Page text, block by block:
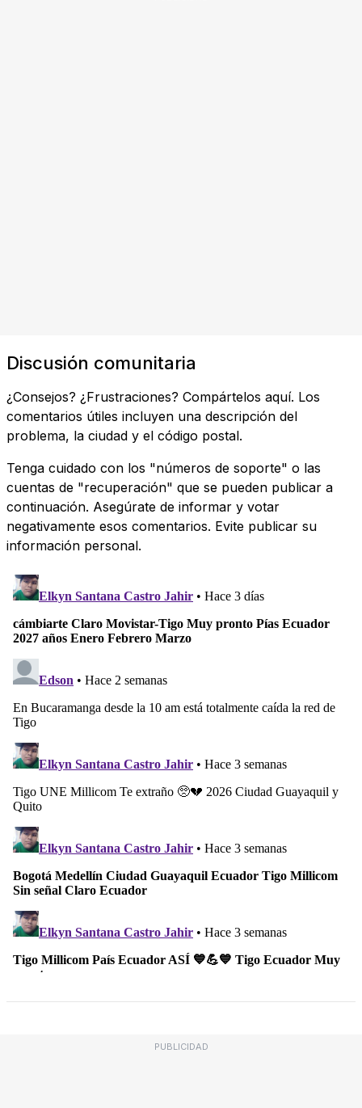
Discusión comunitaria
¿Consejos? ¿Frustraciones? Compártelos aquí. Los
comentarios útiles incluyen una descripción del
problema, la ciudad y el código postal.
Tenga cuidado con los "números de soporte" o las
cuentas de "recuperación" que se pueden publicar a
continuación. Asegúrate de informar y votar
negativamente esos comentarios. Evite publicar su
información personal.
PUBLICIDAD